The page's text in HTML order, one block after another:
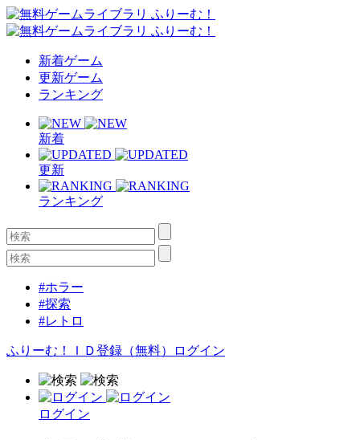
新着ゲーム
更新ゲーム
ランキング
新着
更新
ランキング
#ホラー
#探索
#レトロ
ふりーむ！ＩＤ登録（無料） ログイン
ログイン